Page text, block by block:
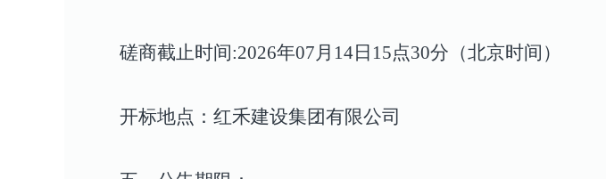
磋商截止时间:2026年07月14日15点30分（北京时间）
开标地点：红禾建设集团有限公司